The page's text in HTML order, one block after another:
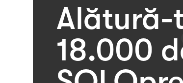
Alătură-